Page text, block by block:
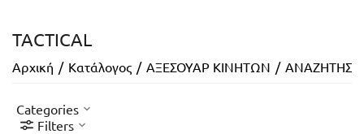
TACTICAL
Αρχική / Κατάλογος / ΑΞΕΣΟΥΑΡ ΚΙΝΗΤΩΝ / ΑΝΑΖΗΤΗΣΗ
Categories
Filters